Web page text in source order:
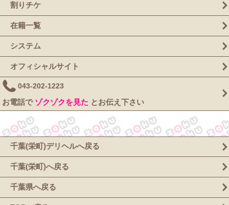
割りチケ
在籍一覧
システム
オフィシャルサイト
043-202-1223
お電話で ゾクゾクを見た とお伝え下さい
千葉(栄町)デリヘルへ戻る
千葉(栄町)へ戻る
千葉県へ戻る